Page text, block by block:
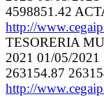
4598851.42
http://
TESORERIA
2021 01/05/
263154.87
http://